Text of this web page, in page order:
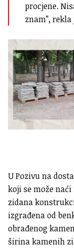
procjene.
znam”,
U Pozivu na
koji se može naći
zidana
izgrađena od
obrađenog
širina kamenih